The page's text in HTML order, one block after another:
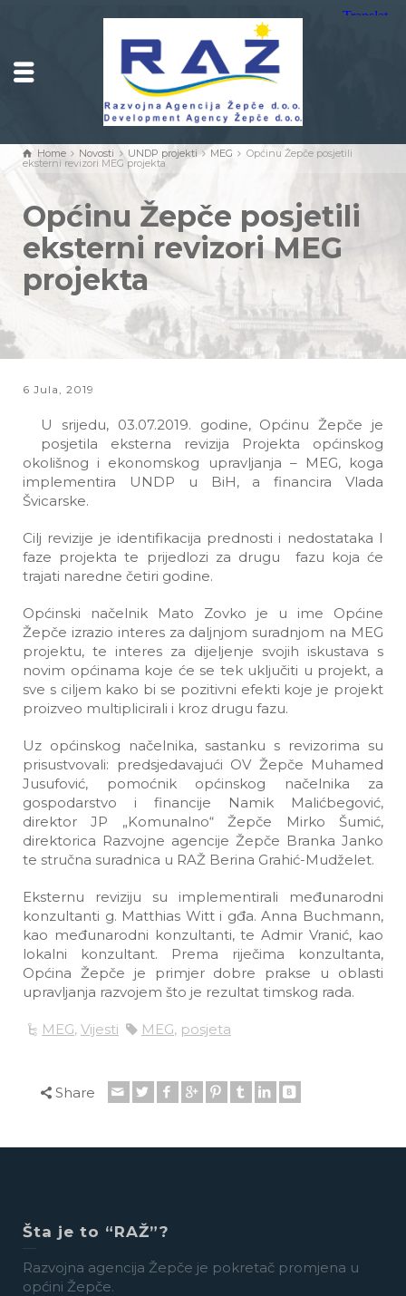
Home Novosti UNDP projekti MEG Općinu Žepče posjetili
eksterni revizori MEG projekta
Općinu Žepče posjetili
eksterni revizori MEG
projekta
6 Jula, 2019
U srijedu, 03.07.2019. godine, Općinu Žepče je
posjetila eksterna revizija Projekta općinskog
okolišnog i ekonomskog upravljanja – MEG, koga
implementira UNDP u BiH, a financira Vlada
Švicarske.
Cilj revizije je identifikacija prednosti i nedostataka I
faze projekta te prijedlozi za drugu fazu koja će
trajati naredne četiri godine.
Općinski načelnik Mato Zovko je u ime Općine
Žepče izrazio interes za daljnjom suradnjom na MEG
projektu, te interes za dijeljenje svojih iskustava s
novim općinama koje će se tek uključiti u projekt, a
sve s ciljem kako bi se pozitivni efekti koje je projekt
proizveo multiplicirali i kroz drugu fazu.
Uz općinskog načelnika, sastanku s revizorima su
prisustvovali: predsjedavajući OV Žepče Muhamed
Jusufović, pomoćnik općinskog načelnika za
gospodarstvo i financije Namik Malićbegović,
direktor JP „Komunalno“ Žepče Mirko Šumić,
direktorica Razvojne agencije Žepče Branka Janko
te stručna suradnica u RAŽ Berina Grahić-Mudželet.
Eksternu reviziju su implementirali međunarodni
konzultanti g. Matthias Witt i gđa. Anna Buchmann,
kao međunarodni konzultanti, te Admir Vranić, kao
lokalni konzultant. Prema riječima konzultanta,
Općina Žepče je primjer dobre prakse u oblasti
upravljanja razvojem što je rezultat timskog rada.
MEG, Vijesti MEG, posjeta
Share
Šta je to “RAŽ”?
Razvojna agencija Žepče je pokretač promjena u
općini Žepče.